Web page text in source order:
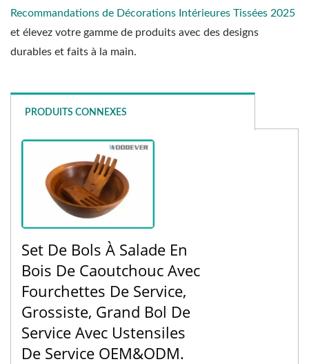
Recommandations de Décorations Intérieures Tissées 2025
et élevez votre gamme de produits avec des designs
durables et faits à la main.
PRODUITS CONNEXES
Set De Bols À Salade En
Bois De Caoutchouc Avec
Fourchettes De Service,
Grossiste, Grand Bol De
Service Avec Ustensiles
De Service OEM&ODM.